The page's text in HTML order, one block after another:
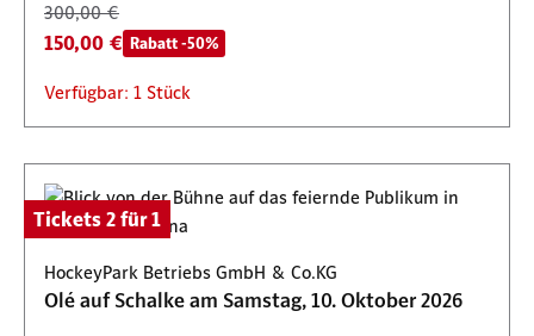
300,00 €
150,00 € Rabatt -50%
Verfügbar: 1 Stück
Tickets 2 für 1
HockeyPark Betriebs GmbH & Co.KG
Olé auf Schalke am Samstag, 10. Oktober 2026